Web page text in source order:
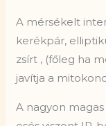
A mérsékelt
kerékpár,
zsírt , (főleg ha
javítja a
A nagyon